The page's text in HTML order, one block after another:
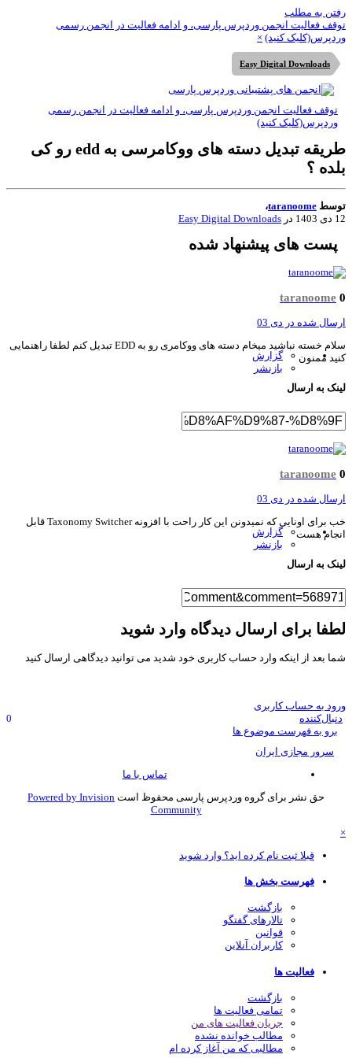
به مطلب
فعالیت انجمن وردپرس پارسی، و ادامه فعالیت در انجمن رسمی
کنید) ×
Easy Digital Downloads
توقف فعالیت انجمن وردپرس پارسی، و ادامه فعالیت در انجمن رسمی
وردپرس(کلیک کنید)
طریقه تبدیل دسته های ووکامرسی به edd رو کی
؟
taranoome،
در Easy Digital Downloads
پست های پیشنهاد شده
taranoome
شده در دی 03
گزارش
بازنشر
سلام خسته نباشید میخام دسته های ووکامری رو به EDD تبدیل کنم لطفا راهنمایی
ممنون
به ارسال
taranoome
شده در دی 03
گزارش
بازنشر
خب برای اونایی که نمیدونن این کار راحت با افزونه Taxonomy Switcher قابل
هست
به ارسال
برای ارسال دیدگاه وارد شوید
بعد از اینکه وارد حساب کاربری خود شدید می توانید دیدگاهی ارسال کنید
به حساب کاربری
برو به فهرست موضوع ها
سرور مجازی ایران
تماس با ما
حق نشر برای گروه وردپرس پارسی محفوظ است Powered by Invision
Community
قبلا ثبت نام کرده اید؟ وارد شوید
فهرست بخش ها
بازگشت
تالارهای گفتگو
قوانین
کاربران آنلاین
فعالیت ها
بازگشت
تمامی فعالیت ها
جریان فعالیت های من
مطالب خوانده نشده
مطالبی که من آغاز کرده ام